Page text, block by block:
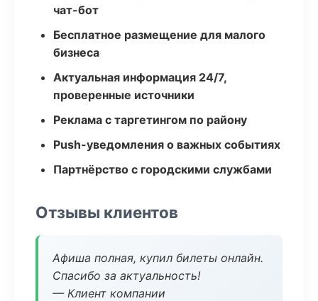
чат-бот
Бесплатное размещение для малого
бизнеса
Актуальная информация 24/7,
проверенные источники
Реклама с таргетингом по району
Push-уведомления о важных событиях
Партнёрство с городскими службами
Отзывы клиентов
Афиша полная, купил билеты онлайн.
Спасибо за актуальность!
— Клиент компании